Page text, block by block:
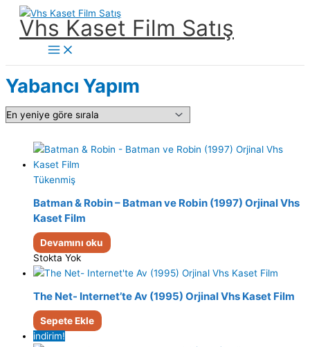
İçeriğe
Vhs Kaset Film Satış
Main
Menu
Yabancı Yapım
Tükenmiş
Batman & Robin – Batman ve Robin (1997) Orjinal Vhs
Kaset Film
Devamını oku
Stokta Yok
The Net- Internet’te Av (1995) Orjinal Vhs Kaset Film
Sepete Ekle
indirim!